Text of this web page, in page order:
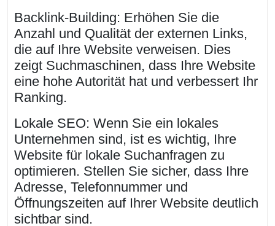
Backlink-Building: Erhöhen Sie die
Anzahl und Qualität der externen Links,
die auf Ihre Website verweisen. Dies
zeigt Suchmaschinen, dass Ihre Website
eine hohe Autorität hat und verbessert Ihr
Ranking.
Lokale SEO: Wenn Sie ein lokales
Unternehmen sind, ist es wichtig, Ihre
Website für lokale Suchanfragen zu
optimieren. Stellen Sie sicher, dass Ihre
Adresse, Telefonnummer und
Öffnungszeiten auf Ihrer Website deutlich
sichtbar sind.